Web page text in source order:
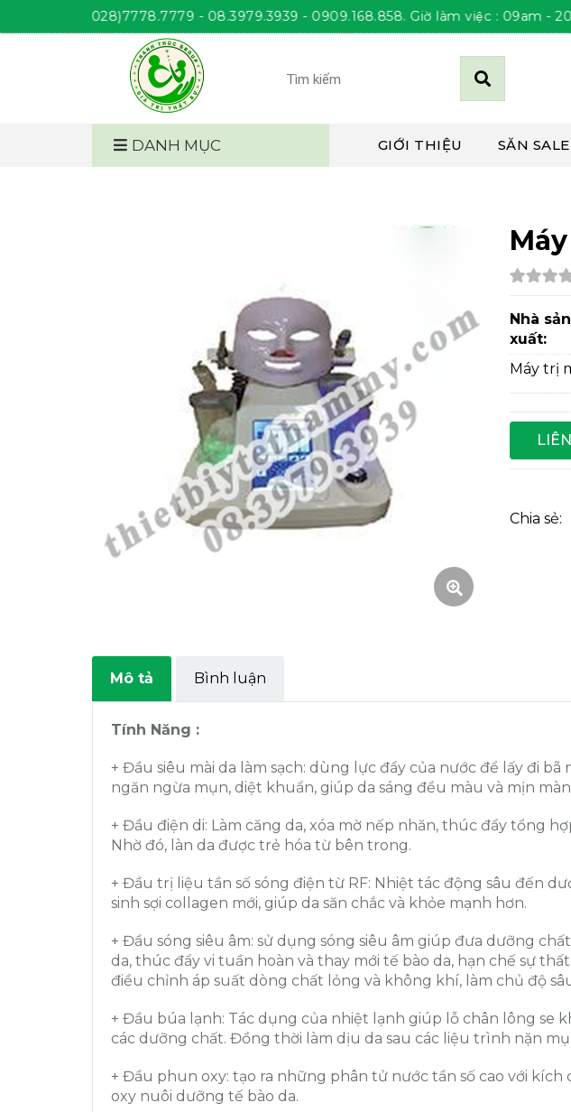
Nhà sản
xuất:
Máy trị
Chia sẻ:
Mô tả Bình luận
Tính Năng :
+ Đầu siêu mài da làm sạch: dùng lực đẩy của nước để lấy đi
ngăn ngừa mụn, diệt khuẩn, giúp da sáng đều màu và mịn
+ Đầu điện di: Làm căng da, xóa mờ nếp nhăn, thúc đẩy tổng
Nhờ đó, làn da được trẻ hóa từ bên trong.
+ Đầu trị liệu tần số sóng điện từ RF: Nhiệt tác động sâu đến
sinh sợi collagen mới, giúp da săn chắc và khỏe mạnh hơn.
+ Đầu sóng siêu âm: sử dụng sóng siêu âm giúp đưa dưỡng
da, thúc đẩy vi tuần hoàn và thay mới tế bào da, hạn chế sự
điều chỉnh áp suất dòng chất lỏng và không khí, làm chủ độ
+ Đầu búa lạnh: Tác dụng của nhiệt lạnh giúp lỗ chân lông
các dưỡng chất. Đồng thời làm dịu da sau các liệu trình nặn
+ Đầu phun oxy: tạo ra những phân tử nước tần số cao với
oxy nuôi dưỡng tế bào da.
(028)7778.7779 - 08.3979.3939 - 0909.168.858. Giờ làm việc : 09am - 20pm
DANH MỤC GIỚI THIỆU SĂN SALE